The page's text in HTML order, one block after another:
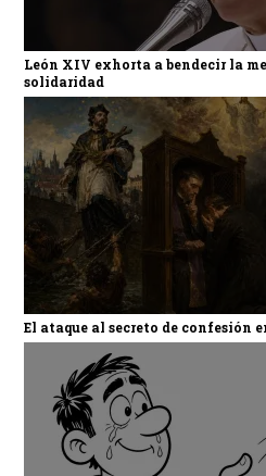
León XIV exhorta a bendecir la
solidaridad
El ataque al secreto de confesión